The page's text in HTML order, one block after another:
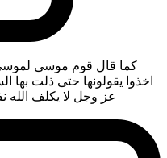
كما قال قوم موسى لموسى
اخذوا يقولونها حتى ذلت بها
عز وجل لا يكلف الله